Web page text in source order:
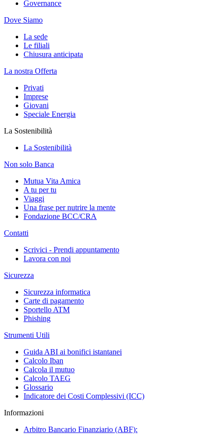
Governance
Dove Siamo
La sede
Le filiali
Chiusura anticipata
La nostra Offerta
Privati
Imprese
Giovani
Speciale Energia
La Sostenibilità
La Sostenibilità
Non solo Banca
Mutua Vita Amica
A tu per tu
Viaggi
Una frase per nutrire la mente
Fondazione BCC/CRA
Contatti
Scrivici - Prendi appuntamento
Lavora con noi
Sicurezza
Sicurezza informatica
Carte di pagamento
Sportello ATM
Phishing
Strumenti Utili
Guida ABI ai bonifici istantanei
Calcolo Iban
Calcola il mutuo
Calcolo TAEG
Glossario
Indicatore dei Costi Complessivi (ICC)
Informazioni
Arbitro Bancario Finanziario (ABF):